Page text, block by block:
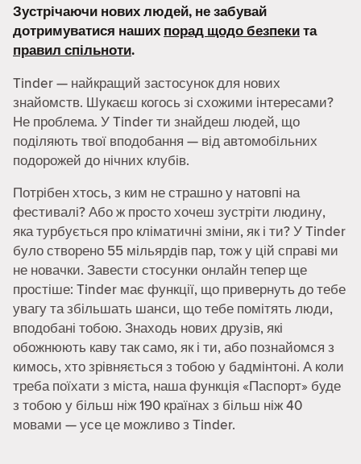
Зустрічаючи нових людей, не забувай
дотримуватися наших порад щодо безпекита
правил спільноти.
Tinder — найкращий застосунок для нових
знайомств. Шукаєш когось зі схожими інтересами?
Не проблема. У Tinder ти знайдеш людей, що
поділяють твої вподобання — від автомобільних
подорожей до нічних клубів.
Потрібен хтось, з ким не страшно у натовпі на
фестивалі? Або ж просто хочеш зустріти людину,
яка турбується про кліматичні зміни, як і ти? У Tinder
було створено 55 мільярдів пар, тож у цій справі ми
не новачки. Завести стосунки онлайн тепер ще
простіше: Tinder має функції, що привернуть до тебе
увагу та збільшать шанси, що тебе помітять люди,
вподобані тобою. Знаходь нових друзів, які
обожнюють каву так само, як і ти, або познайомся з
кимось, хто зрівняється з тобою у бадмінтоні. А коли
треба поїхати з міста, наша функція «Паспорт» буде
з тобою у більш ніж 190 країнах з більш ніж 40
мовами — усе це можливо з Tinder.